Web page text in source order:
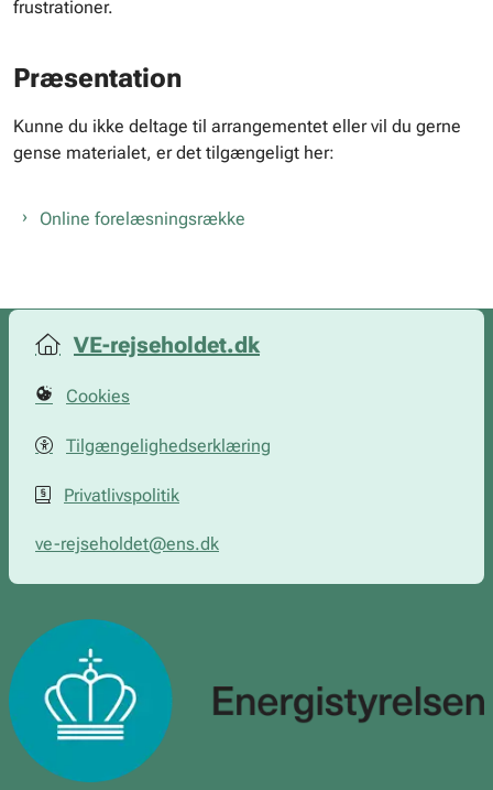
frustrationer.
Præsentation
Kunne du ikke deltage til arrangementet eller vil du gerne
gense materialet, er det tilgængeligt her:
Online forelæsningsrække
VE-rejseholdet.dk
Cookies
Tilgængelighedserklæring
Privatlivspolitik
ve-rejseholdet@ens.dk